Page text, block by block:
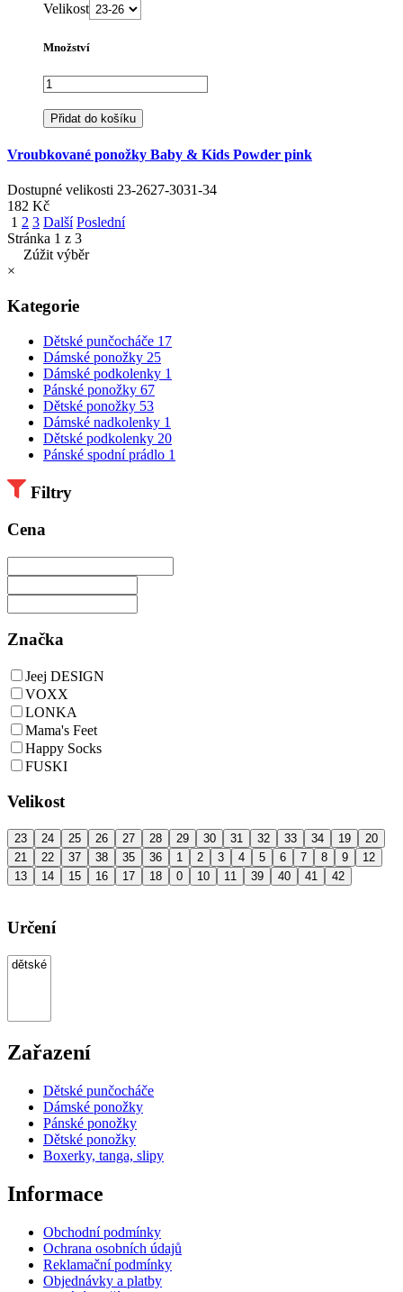
Velikost
Množství
Přidat do košíku
Vroubkované ponožky Baby & Kids Powder pink
Dostupné velikosti 23-2627-3031-34
182 Kč
1 2 3 Další Poslední
Stránka 1 z 3
Zúžit výběr
×
Kategorie
Dětské punčocháče 17
Dámské ponožky 25
Dámské podkolenky 1
Pánské ponožky 67
Dětské ponožky 53
Dámské nadkolenky 1
Dětské podkolenky 20
Pánské spodní prádlo 1
Filtry
Cena
Značka
Jeej DESIGN
VOXX
LONKA
Mama's Feet
Happy Socks
FUSKI
Velikost
23 24 25 26 27 28 29 30 31 32 33 34 19
20
21
22 37 38 35 36 1 2 3 4 5 6 7 8 9
12
13
14 15 16 17 18 0 10 11 39 40 41 42
Určení
Zařazení
Dětské punčocháče
Dámské ponožky
Pánské ponožky
Dětské ponožky
Boxerky, tanga, slipy
Informace
Obchodní podmínky
Ochrana osobních údajů
Reklamační podmínky
Objednávky a platby